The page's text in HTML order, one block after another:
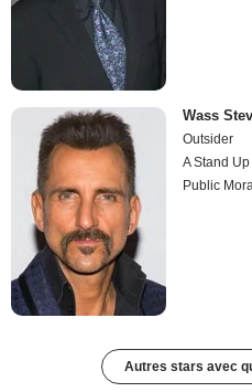
Wass
Outsider
A Stand
Public
Autres stars avec